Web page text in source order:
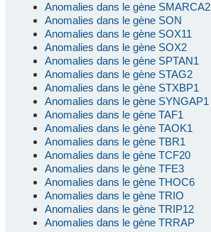
Anomalies dans le gène SMARCA2
Anomalies dans le gène SON
Anomalies dans le gène SOX11
Anomalies dans le gène SOX2
Anomalies dans le gène SPTAN1
Anomalies dans le gène STAG2
Anomalies dans le gène STXBP1
Anomalies dans le gène SYNGAP1
Anomalies dans le gène TAF1
Anomalies dans le gène TAOK1
Anomalies dans le gène TBR1
Anomalies dans le gène TCF20
Anomalies dans le gène TFE3
Anomalies dans le gène THOC6
Anomalies dans le gène TRIO
Anomalies dans le gène TRIP12
Anomalies dans le gène TRRAP